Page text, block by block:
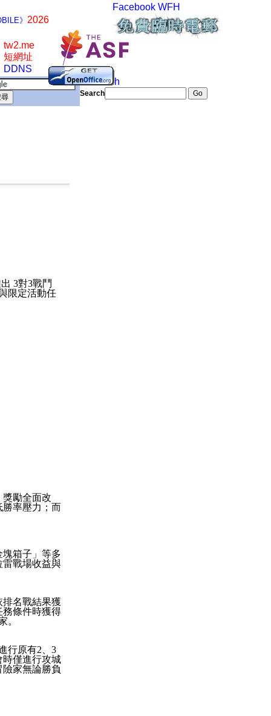
》 2026
tw2.me
短網址
DDNS
Facebook WFH
3對3戰鬥
限定活動任
勵全面改
勝率壓力；而
箱子」等多
雷戰場收益與
名戰結果獲
務條件時獲得
。
行原有2
3
時僅進行攻城
家無論勝負
Search
Search